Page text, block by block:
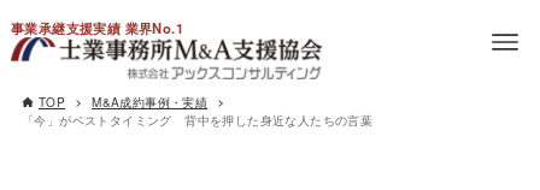
事業承継支援実績 業界No.1
TOP
M&A成約事例・実績
「今」がベストタイミング 背中を押した身近な人たちの言葉